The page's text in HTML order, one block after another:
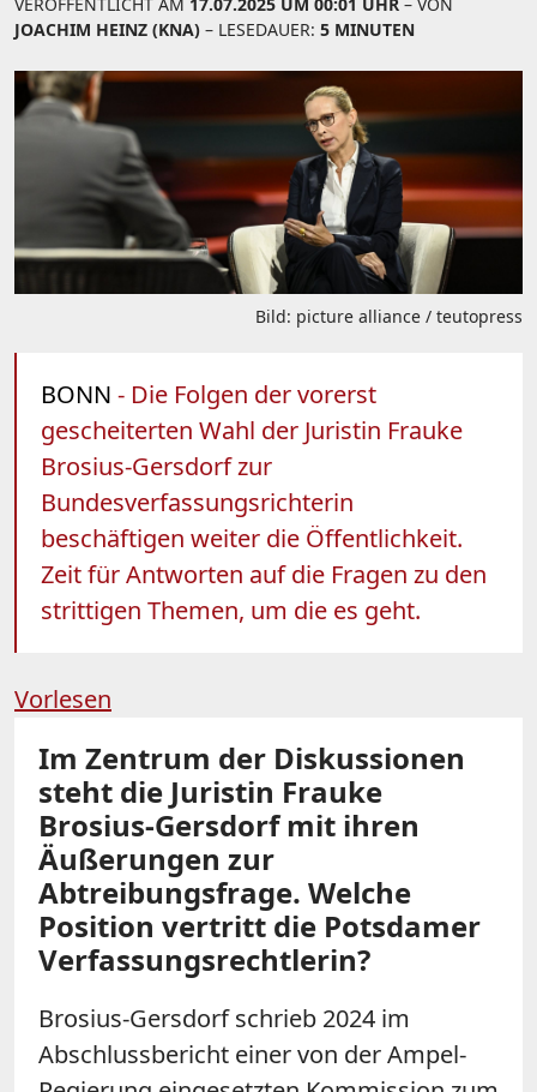
JOACHIM HEINZ (KNA) – LESEDAUER: 5 MINUTEN
Bild: picture alliance / teutopress
BONN - Die Folgen der vorerst
gescheiterten Wahl der Juristin Frauke
Brosius-Gersdorf zur
Bundesverfassungsrichterin
beschäftigen weiter die Öffentlichkeit.
Zeit für Antworten auf die Fragen zu den
strittigen Themen, um die es geht.
Vorlesen
Im Zentrum der Diskussionen
steht die Juristin Frauke
Brosius-Gersdorf mit ihren
Äußerungen zur
Abtreibungsfrage. Welche
Position vertritt die Potsdamer
Verfassungsrechtlerin?
Brosius-Gersdorf schrieb 2024 im
Abschlussbericht einer von der Ampel-